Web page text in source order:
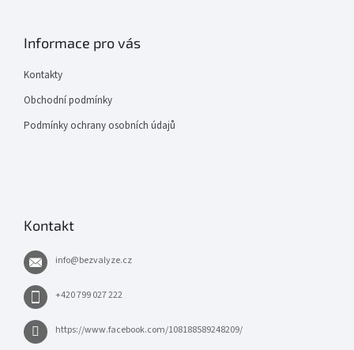
Informace pro vás
Kontakty
Obchodní podmínky
Podmínky ochrany osobních údajů
Kontakt
info@bezvalyze.cz
+420 799 027 222
https://www.facebook.com/108188589248209/